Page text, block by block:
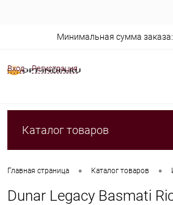
Вход Регистрация
Минимальная сумма заказа:
Каталог товаров
Главная страница • Каталог товаров •
Dunar Legacy Basmati